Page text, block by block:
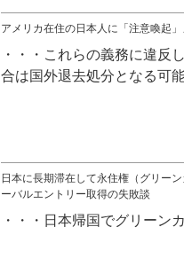
アメリカ在住の日本人に「注意喚起
これらの義務に違反
合は国外退去処分となる可
日本に長期滞在して永住権（グリー
ーバルエントリー取得の失敗談
日本帰国でグリーン